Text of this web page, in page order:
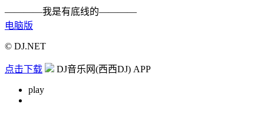
————我是有底线的————
电脑版
© DJ.NET
点击下载 DJ音乐网(西西DJ) APP
play